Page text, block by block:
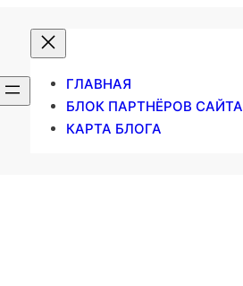
ГЛАВНАЯ
БЛОК ПАРТНЁРОВ САЙТА
КАРТА БЛОГА